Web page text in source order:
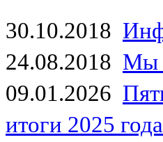
30.10.2018
24.08.2018 Мы
09.01.2026
итоги 2025 года